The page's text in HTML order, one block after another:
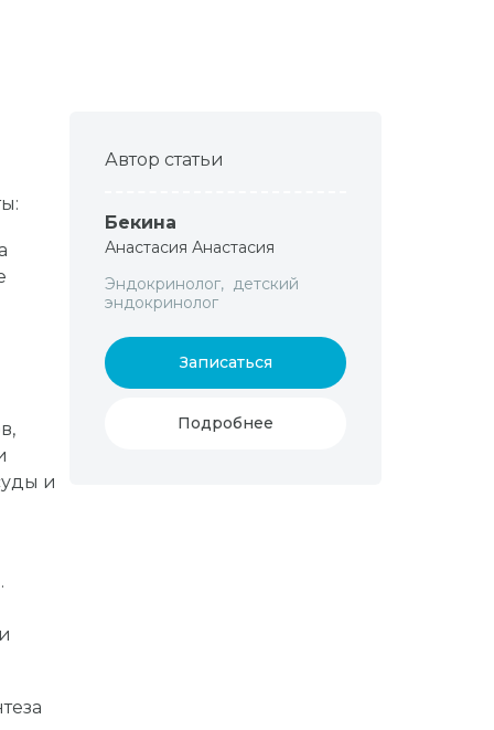
и
Автор статьи
Бекина
Анастасия Анастасия
Эндокринолог, детский
эндокринолог
Записаться
Подробнее